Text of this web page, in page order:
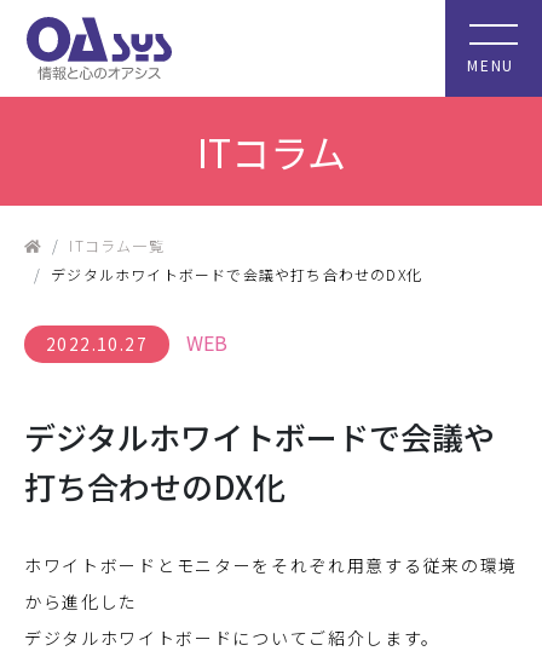
ITコラム
ITコラム一覧
デジタルホワイトボードで会議や打ち合わせのDX化
デジタルホワイトボードで会議や
打ち合わせのDX化
2022.10.27 WEB
ホワイトボードとモニターをそれぞれ用意する従来の環境
から進化した
デジタルホワイトボードについてご紹介します。
MENU